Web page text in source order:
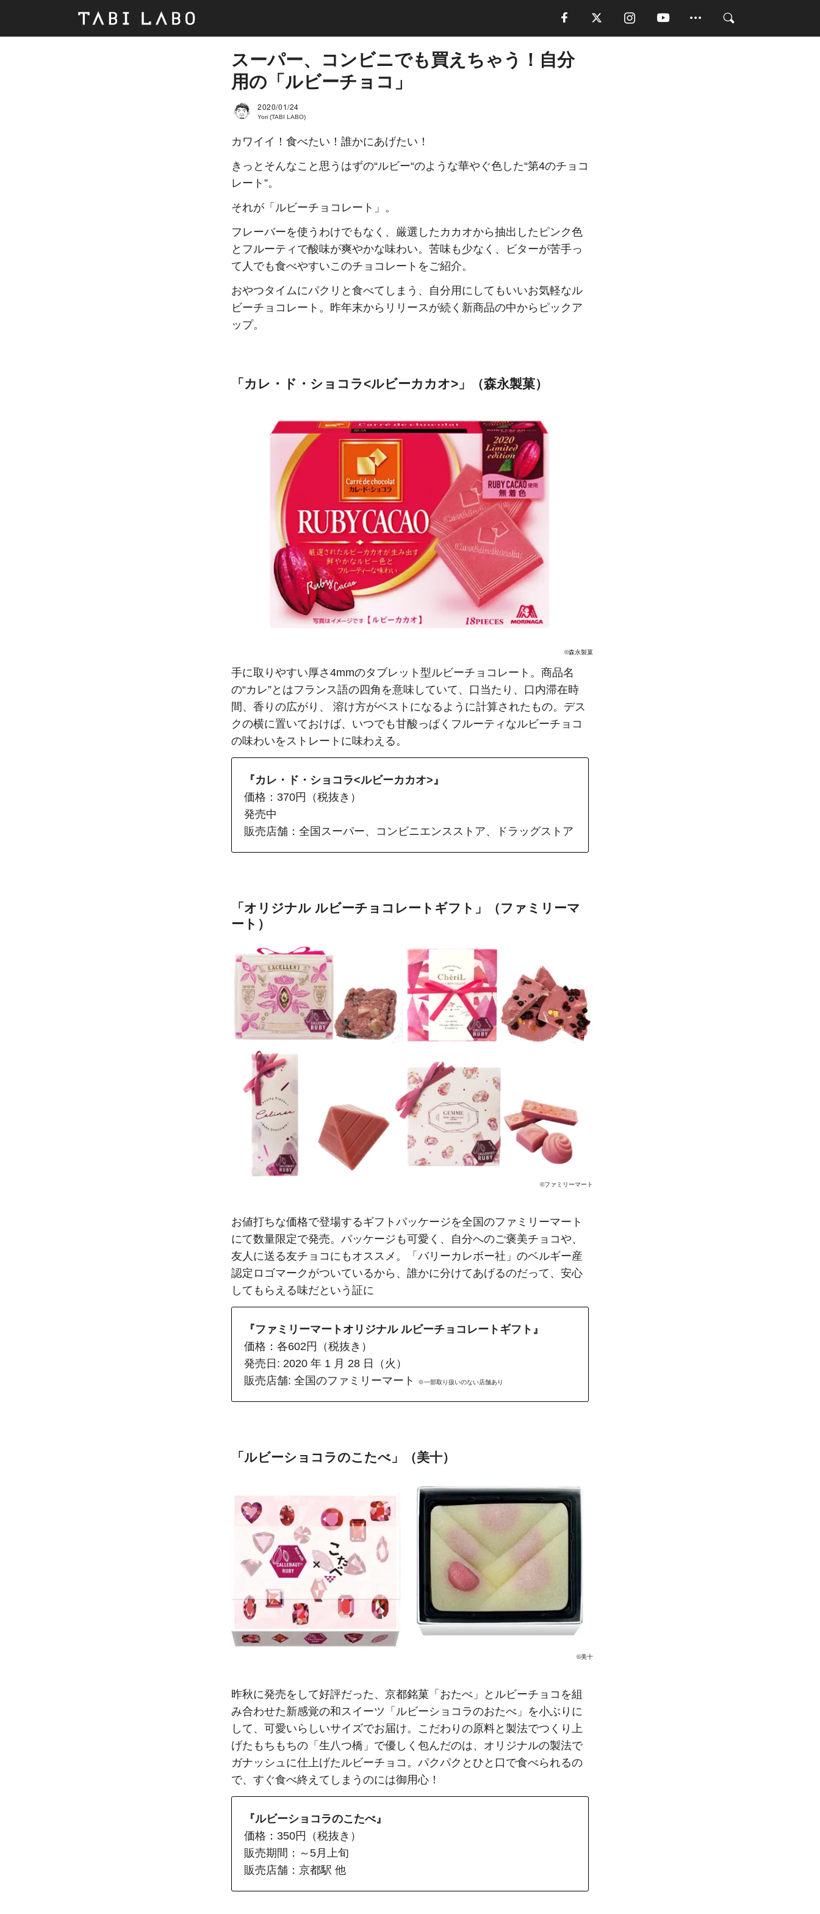
スーパー、コンビニでも買えちゃう！自分
用の「ルビーチョコ」
2020/01/24
Yori (TABI LABO)
カワイイ！食べたい！誰かにあげたい！
きっとそんなこと思うはずの“ルビー“のような華やぐ色した“第4のチョコ
レート”。
それが「ルビーチョコレート」。
フレーバーを使うわけでもなく、厳選したカカオから抽出したピンク色
とフルーティで酸味が爽やかな味わい。苦味も少なく、ビターが苦手っ
て人でも食べやすいこのチョコレートをご紹介。
おやつタイムにパクリと食べてしまう、自分用にしてもいいお気軽なル
ビーチョコレート。昨年末からリリースが続く新商品の中からピックア
ップ。
「カレ・ド・ショコラ<ルビーカカオ>」（森永製菓）
©森永製菓
手に取りやすい厚さ4mmのタブレット型ルビーチョコレート。商品名
の“カレ”とはフランス語の四角を意味していて、口当たり、口内滞在時
間、香りの広がり、 溶け方がベストになるように計算されたもの。デス
クの横に置いておけば、いつでも甘酸っぱくフルーティなルビーチョコ
の味わいをストレートに味わえる。
『カレ・ド・ショコラ<ルビーカカオ>』
価格：370円（税抜き）
発売中
販売店舗：全国スーパー、コンビニエンスストア、ドラッグストア
「オリジナル ルビーチョコレートギフト」（ファミリーマ
ート）
©ファミリーマート
お値打ちな価格で登場するギフトパッケージを全国のファミリーマート
にて数量限定で発売。パッケージも可愛く、自分へのご褒美チョコや、
友人に送る友チョコにもオススメ。「バリーカレボー社」のベルギー産
認定ロゴマークがついているから、誰かに分けてあげるのだって、安心
してもらえる味だという証に
『ファミリーマートオリジナル ルビーチョコレートギフト』
価格：各602円（税抜き）
発売日: 2020 年 1 月 28 日（火）
販売店舗: 全国のファミリーマート
※一部取り扱いのない店舗あり
「ルビーショコラのこたべ」（美十）
©美十
昨秋に発売をして好評だった、京都銘菓「おたべ」とルビーチョコを組
み合わせた新感覚の和スイーツ「ルビーショコラのおたべ」を小ぶりに
して、可愛いらしいサイズでお届け。こだわりの原料と製法でつくり上
げたもちもちの「生八つ橋」で優しく包んだのは、オリジナルの製法で
ガナッシュに仕上げたルビーチョコ。パクパクとひと口で食べられるの
で、すぐ食べ終えてしまうのには御用心！
『ルビーショコラのこたべ』
価格：350円（税抜き）
販売期間：～5月上旬
販売店舗：京都駅 他